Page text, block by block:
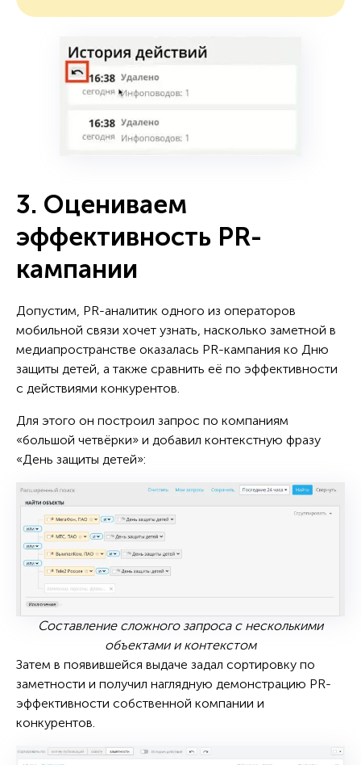
3. Оцениваем
эффективность PR-
кампании
Допустим, PR-аналитик одного из операторов
мобильной связи хочет узнать, насколько заметной в
медиапространстве оказалась PR-кампания ко Дню
защиты детей, а также сравнить её по эффективности
с действиями конкурентов.
Для этого он построил запрос по компаниям
«большой четвёрки» и добавил контекстную фразу
«День защиты детей»:
Составление сложного запроса с несколькими
объектами и контекстом
Затем в появившейся выдаче задал сортировку по
заметности и получил наглядную демонстрацию PR-
эффективности собственной компании и
конкурентов.